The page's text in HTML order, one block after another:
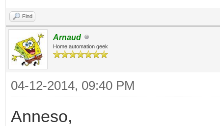
Find
Arnaud
Home automation geek
04-12-2014, 09:40 PM
Anneso,